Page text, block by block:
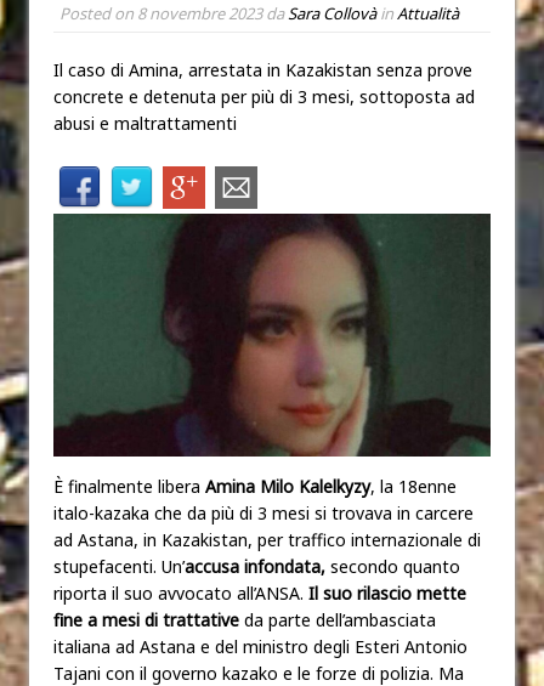
Posted on 8 novembre 2023daSara CollovàinAttualità
Il caso di Amina, arrestata in Kazakistan senza prove
concrete e detenuta per più di 3 mesi, sottoposta ad
abusi e maltrattamenti
È finalmente libera Amina Milo Kalelkyzy, la 18enne
italo-kazaka che da più di 3 mesi si trovava in carcere
ad Astana, in Kazakistan, per traffico internazionale di
stupefacenti. Un’accusa infondata, secondo quanto
riporta il suo avvocato all’ANSA. Il suo rilascio mette
fine a mesi di trattative da parte dell’ambasciata
italiana ad Astana e del ministro degli Esteri Antonio
Tajani con il governo kazako e le forze di polizia. Ma